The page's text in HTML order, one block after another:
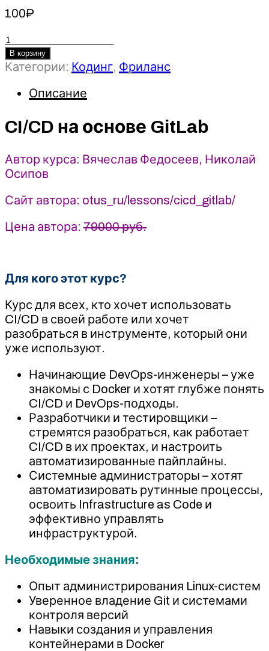
100₽
Количество
товара
CI/CD
основе
-
Вячеслав
Николай
Осипов
(2025)
OTUS
В корзину
Категории: Кодинг, Фриланс
Описание
CI/CD на основе GitLab
Автор курса: Вячеслав Федосеев, Николай
Осипов
Сайт автора: otus_ru/lessons/cicd_gitlab/
Цена автора: 79000 руб.
Для кого этот курс?
Курс для всех, кто хочет использовать
CI/CD в своей работе или хочет
разобраться в инструменте, который они
уже используют.
Начинающие DevOps-инженеры – уже
знакомы с Docker и хотят глубже понять
CI/CD и DevOps-подходы.
Разработчики и тестировщики –
стремятся разобраться, как работает
CI/CD в их проектах, и настроить
автоматизированные пайплайны.
Системные администраторы – хотят
автоматизировать рутинные процессы,
освоить Infrastructure as Code и
эффективно управлять
инфраструктурой.
Необходимые знания:
Опыт администрирования Linux-систем
Уверенное владение Git и системами
контроля версий
Навыки создания и управления
контейнерами в Docker